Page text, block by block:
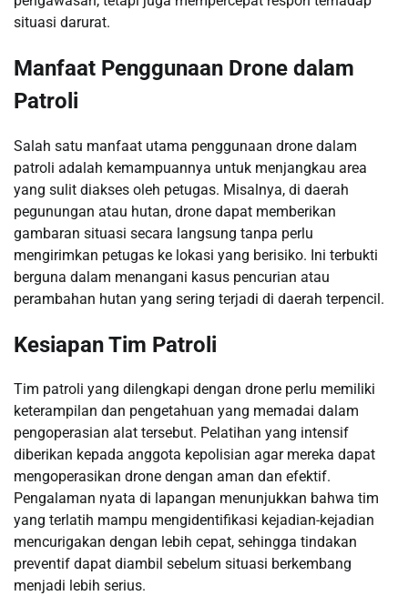
situasi darurat.
Manfaat Penggunaan Drone dalam
Patroli
Salah satu manfaat utama penggunaan drone dalam
patroli adalah kemampuannya untuk menjangkau area
yang sulit diakses oleh petugas. Misalnya, di daerah
pegunungan atau hutan, drone dapat memberikan
gambaran situasi secara langsung tanpa perlu
mengirimkan petugas ke lokasi yang berisiko. Ini terbukti
berguna dalam menangani kasus pencurian atau
perambahan hutan yang sering terjadi di daerah terpencil.
Kesiapan Tim Patroli
Tim patroli yang dilengkapi dengan drone perlu memiliki
keterampilan dan pengetahuan yang memadai dalam
pengoperasian alat tersebut. Pelatihan yang intensif
diberikan kepada anggota kepolisian agar mereka dapat
mengoperasikan drone dengan aman dan efektif.
Pengalaman nyata di lapangan menunjukkan bahwa tim
yang terlatih mampu mengidentifikasi kejadian-kejadian
mencurigakan dengan lebih cepat, sehingga tindakan
preventif dapat diambil sebelum situasi berkembang
menjadi lebih serius.